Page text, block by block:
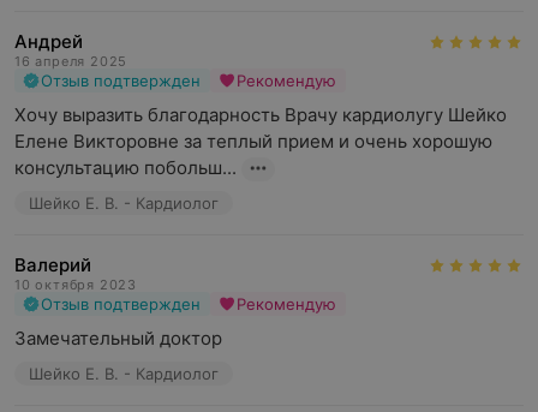
Андрей
16 апреля 2025
Отзыв подтвержден Рекомендую
Хочу выразить благодарность Врачу кардиолугу Шейко
Елене Викторовне за теплый прием и очень хорошую
консультацию побольш...
Шейко Е. В. - Кардиолог
Валерий
10 октября 2023
Отзыв подтвержден Рекомендую
Замечательный доктор
Шейко Е. В. - Кардиолог